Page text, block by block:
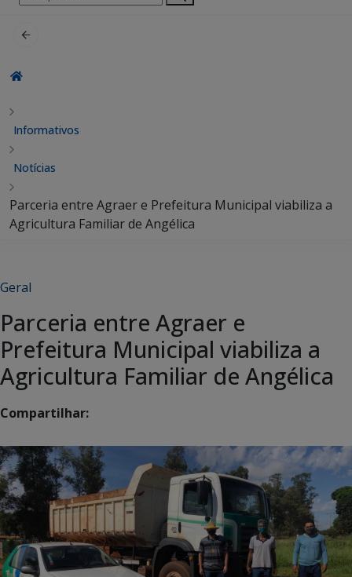
por:
Informativos
Notícias
Parceria entre Agraer e Prefeitura Municipal viabiliza a
Agricultura Familiar de Angélica
Geral
Parceria entre Agraer e
Prefeitura Municipal viabiliza a
Agricultura Familiar de Angélica
Compartilhar: